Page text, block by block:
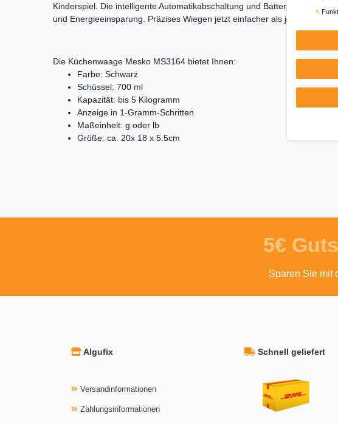
Kinderspiel. Die intelligente Automatikabschaltung und
und Energieeinsparung. Präzises Wiegen jetzt einfacher als je zuvor.
Die Küchenwaage Mesko MS3164 bietet Ihnen:
Farbe: Schwarz
Schüssel: 700 ml
Kapazität: bis 5 Kilogramm
Anzeige in 1-Gramm-Schritten
Maßeinheit: g oder lb
Größe: ca. 20x 18 x 5.5cm
5€
Sparen Sie mit
Algufix
Versandinformationen
Zahlungsinformationen
Schnell geliefert